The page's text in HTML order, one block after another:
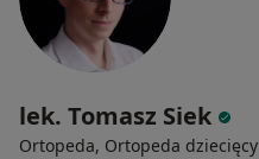
lek. Tomasz Siek
Ortopeda, Ortopeda dziecięcy